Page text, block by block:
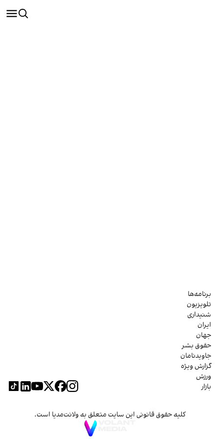
برنامه‌ها
تلویزیون
شنیداری
ایران
جهان
حقوق بشر
جاویدنامان
گزارش ویژه
ورزش
بازار
کلیه حقوق قانونی این سایت متعلق به ولانت‌مدیا است.